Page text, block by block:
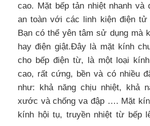
cao. Mặt bếp tản nhiệt nhanh và
an toàn với các linh kiện điện tử
Bạn có thể yên tâm sử dụng mà
hay điện giật.Đây là mặt kính
cho bếp điện từ, là một loại
cao, rất cứng, bền và có nhiều
như: khả năng chịu nhiệt, khả
xước và chống va đập …. Mặt
kính hội tụ, truyền nhiệt từ bếp